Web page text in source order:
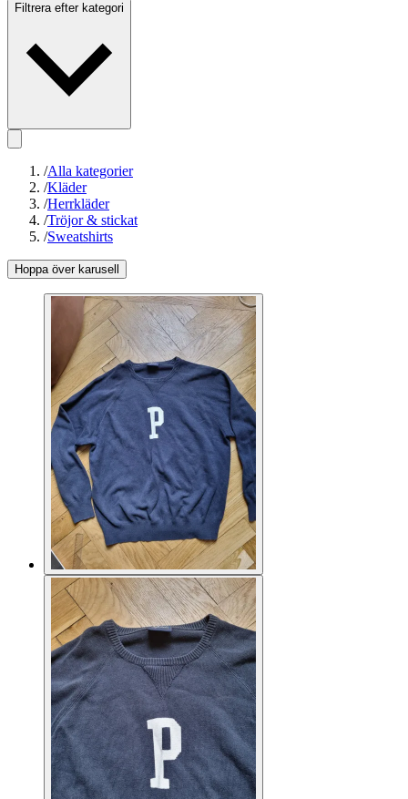
Filtrera efter kategori
/Alla kategorier
/Kläder
/Herrkläder
/Tröjor & stickat
/Sweatshirts
Hoppa över karusell